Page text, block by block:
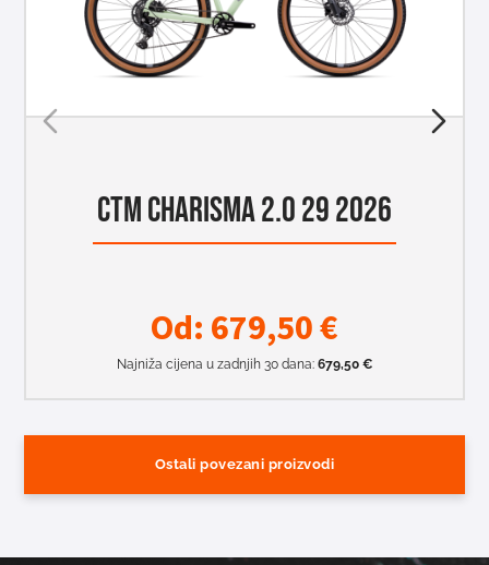
CTM CHARISMA 2.0 29 2026
Od:679,50€
Najniža cijena u zadnjih 30 dana: 679,50 €
Ostali povezani proizvodi